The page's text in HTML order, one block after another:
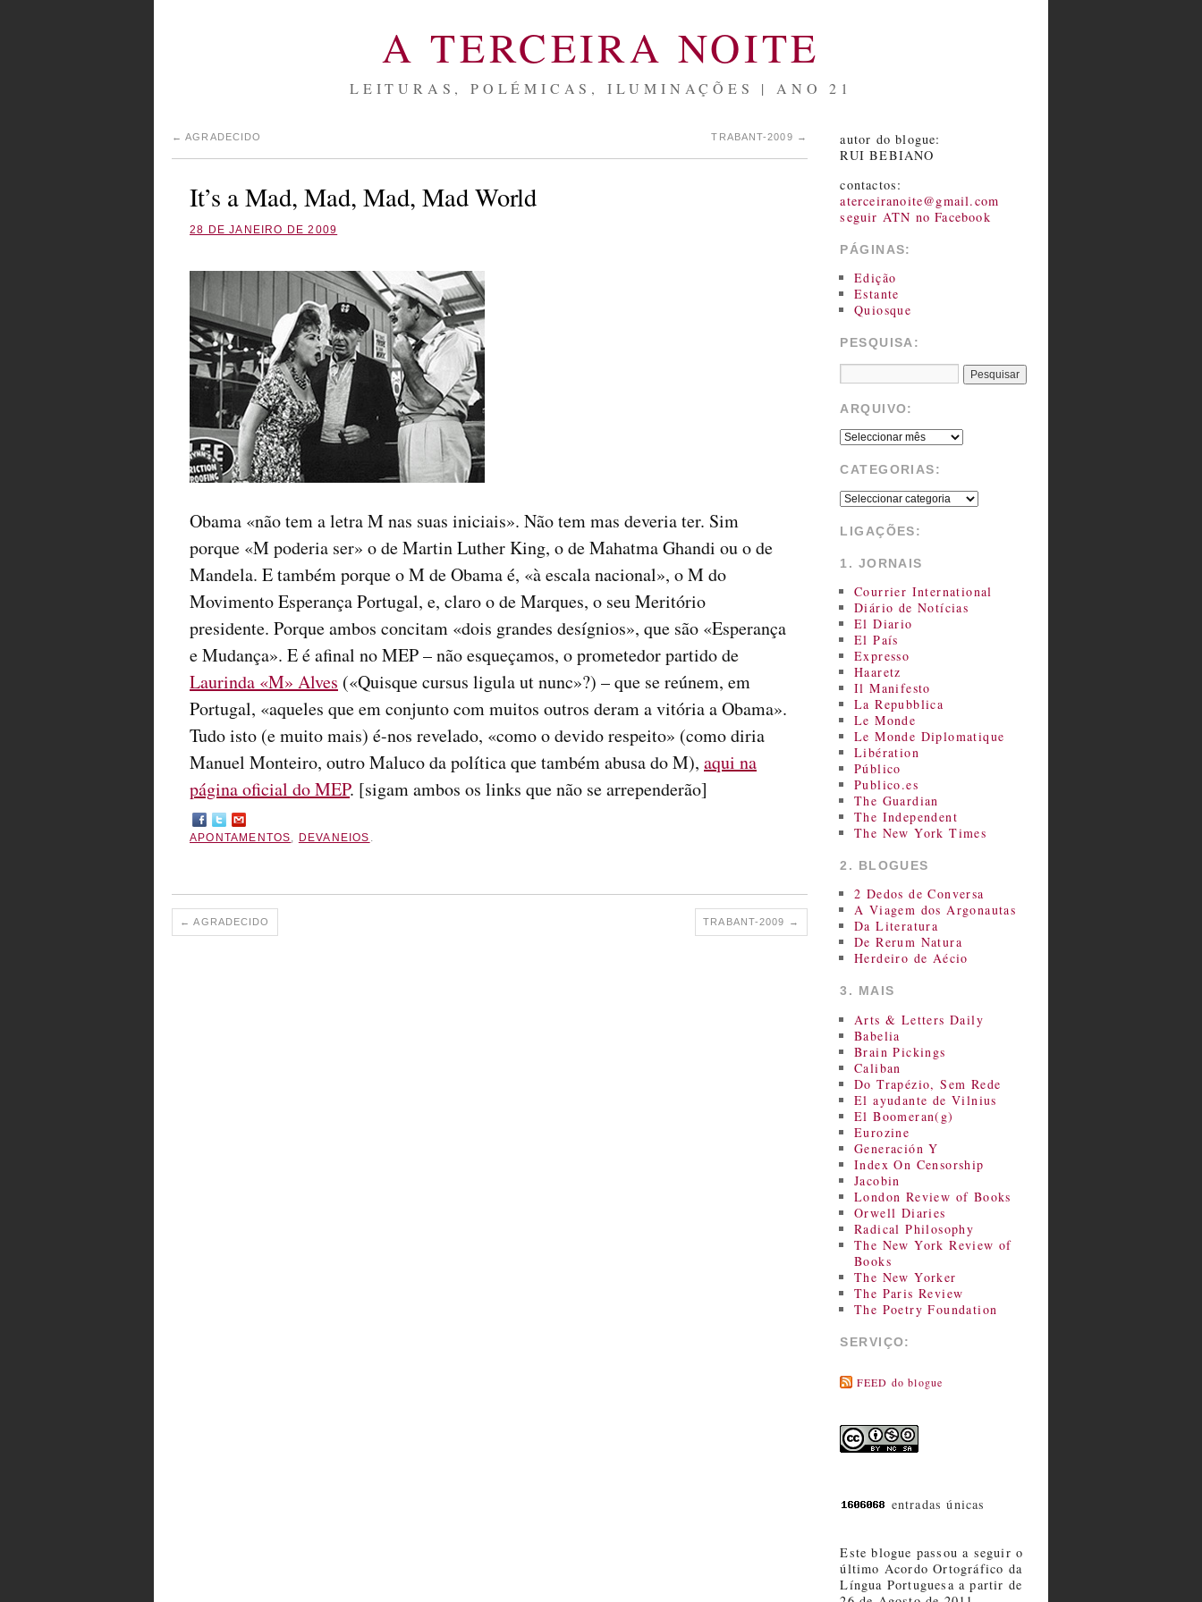
A TERCEIRA NOITE
LEITURAS, POLÉMICAS, ILUMINAÇÕES | ANO 21
← AGRADECIDO TRABANT-2009 →
It’s a Mad, Mad, Mad, Mad World
28 DE JANEIRO DE 2009
Obama «não tem a letra M nas suas iniciais». Não tem mas deveria ter. Sim
porque «M poderia ser» o de Martin Luther King, o de Mahatma Ghandi ou o de
Mandela. E também porque o M de Obama é, «à escala nacional», o M do
Movimento Esperança Portugal, e, claro o de Marques, o seu Meritório
presidente. Porque ambos concitam «dois grandes desígnios», que são «Esperança
e Mudança». E é afinal no MEP – não esqueçamos, o prometedor partido de
Laurinda «M» Alves («Quisque cursus ligula ut nunc»?) – que se reúnem, em
Portugal, «aqueles que em conjunto com muitos outros deram a vitória a Obama».
Tudo isto (e muito mais) é-nos revelado, «como o devido respeito» (como diria
Manuel Monteiro, outro Maluco da política que também abusa do M), aqui na
página oficial do MEP. [sigam ambos os links que não se arrependerão]
APONTAMENTOS, DEVANEIOS .
← AGRADECIDO TRABANT-2009 →
autor do blogue:
RUI BEBIANO
contactos:
aterceiranoite@gmail.com
seguir ATN no Facebook
PÁGINAS:
Edição
Estante
Quiosque
PESQUISA:
ARQUIVO:
CATEGORIAS:
LIGAÇÕES:
1. JORNAIS
Courrier International
Diário de Notícias
El Diario
El País
Expresso
Haaretz
Il Manifesto
La Repubblica
Le Monde
Le Monde Diplomatique
Libération
Público
Publico.es
The Guardian
The Independent
The New York Times
2. BLOGUES
2 Dedos de Conversa
A Viagem dos Argonautas
Da Literatura
De Rerum Natura
Herdeiro de Aécio
3. MAIS
Arts & Letters Daily
Babelia
Brain Pickings
Caliban
Do Trapézio, Sem Rede
El ayudante de Vilnius
El Boomeran(g)
Eurozine
Generación Y
Index On Censorship
Jacobin
London Review of Books
Orwell Diaries
Radical Philosophy
The New York Review of
Books
The New Yorker
The Paris Review
The Poetry Foundation
SERVIÇO:
FEED do blogue
entradas únicas
Este blogue passou a seguir o
último Acordo Ortográfico da
Língua Portuguesa a partir de